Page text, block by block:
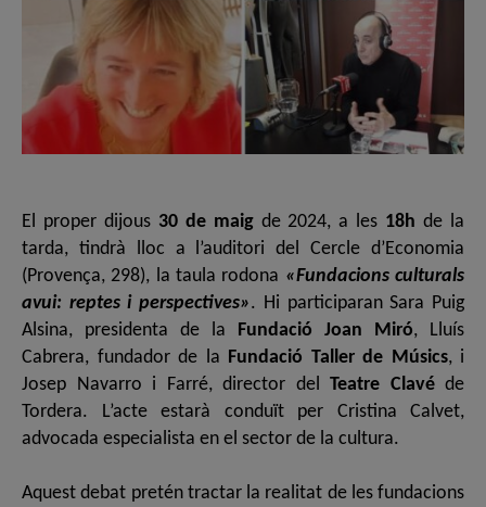
El proper dijous 30 de maigde 2024, a les 18h de la
tarda, tindrà lloc a l’auditori del Cercle d’Economia
(Provença, 298), la taula rodona «Fundacions culturals
avui: reptes i perspectives». Hi participaran Sara Puig
Alsina, presidenta de la Fundació Joan Miró, Lluís
Cabrera, fundador de la Fundació Taller de Músics, i
Josep Navarro i Farré, director del Teatre Clavéde
Tordera. L’acte estarà conduït per Cristina Calvet,
advocada especialista en el sector de la cultura.
Aquest debat pretén tractar la realitat de les fundacions